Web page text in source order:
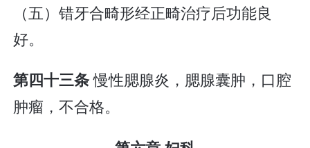
（五）错牙合畸形经正畸治疗后功能良
好。
第四十三条慢性腮腺炎，腮腺囊肿，口腔
肿瘤，不合格。